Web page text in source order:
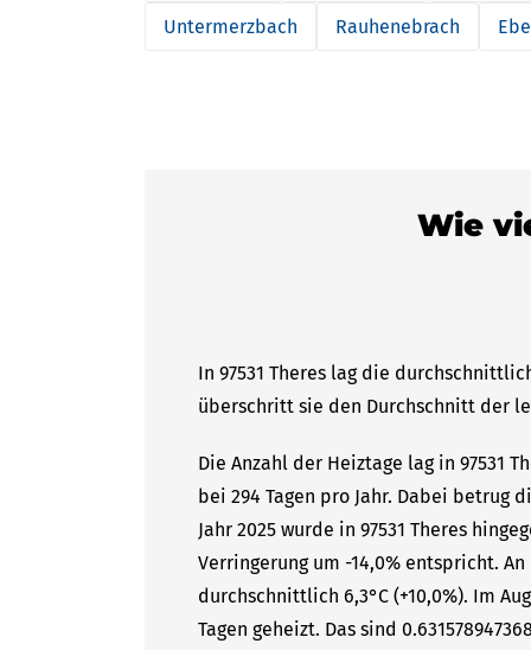
Untermerzbach Rauhenebrach
Wie
In 97531 Theres lag die
überschritt sie den Durchschnitt der
Die Anzahl der Heiztage lag in 97531
bei 294 Tagen pro Jahr. Dabei betrug
Jahr 2025 wurde in 97531 Theres
Verringerung um -14,0% entspricht.
durchschnittlich 6,3°C (+10,0%). Im
Tagen geheizt. Das sind